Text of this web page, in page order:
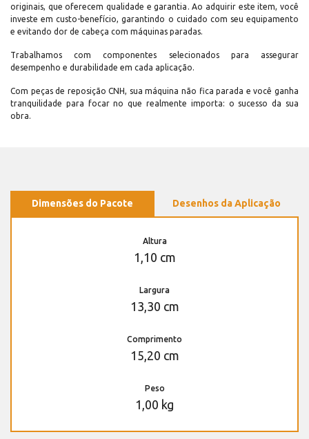
originais, que oferecem qualidade e garantia. Ao adquirir este item, você
investe em custo-benefício, garantindo o cuidado com seu equipamento
e evitando dor de cabeça com máquinas paradas.
Trabalhamos com componentes selecionados para assegurar
desempenho e durabilidade em cada aplicação.
Com peças de reposição CNH, sua máquina não fica parada e você ganha
tranquilidade para focar no que realmente importa: o sucesso da sua
obra.
Dimensões do Pacote Desenhos da Aplicação
Altura
1,10 cm
Largura
13,30 cm
Comprimento
15,20 cm
Peso
1,00 kg